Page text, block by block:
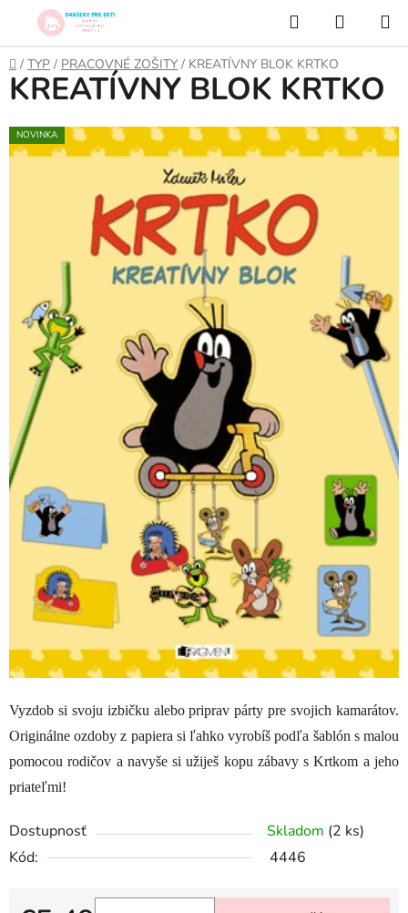
obsah
Hľadať
KOŠÍK
Domov
/ TYP / PRACOVNÉ ZOŠITY / KREATÍVNY BLOK KRTKO
Vyzdob si svoju izbičku alebo priprav párty pre svojich kamarátov.
Originálne ozdoby z papiera si ľahko vyrobíš podľa šablón s malou
pomocou rodičov a navyše si užiješ kopu zábavy s Krtkom a jeho
priateľmi!
Dostupnosť Skladom (2 ks)
Kód:
4446
KREATÍVNY BLOK KRTKO
NOVINKA